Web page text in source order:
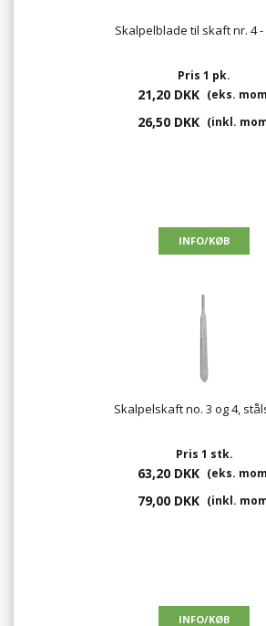
Skalpelblade til skaft nr. 4 -
Pris 1 pk.
21,20 DKK (eks.
26,50 DKK (inkl.
Skalpelskaft no. 3 og 4,
Pris 1 stk.
63,20 DKK (eks.
79,00 DKK (inkl.